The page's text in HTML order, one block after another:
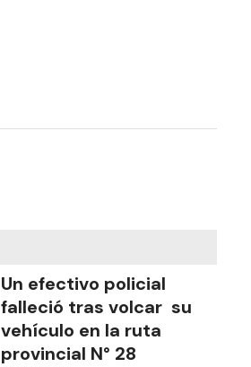
Un efectivo policial
falleció tras volcar su
vehículo en la ruta
provincial N° 28